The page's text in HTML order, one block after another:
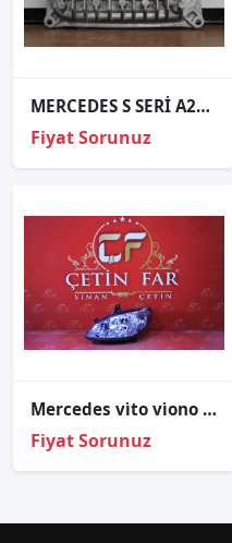
MERCEDES S SERİ A223 W223 SOL FAR BEYNİ A2239007618
Fiyat Sorunuz
Mercedes vi̇to vi̇ono w639 halojen sol far sıfır depo 6398200161 2004-2009
Fiyat Sorunuz